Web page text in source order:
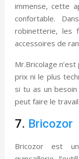
immense, cette
confortable.
robinetterie, les
accessoires de
Mr.Bricolage
prix ni le plus
si tu as un
peut faire le
7. Bricozor
Bricozor est